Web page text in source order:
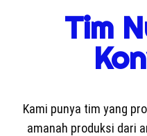
Tim
Kami punya tim yang
amanah produksi dari